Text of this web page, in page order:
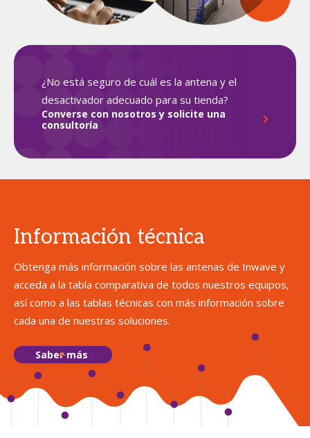
¿No está seguro de cuál es la antena y el
desactivador adecuado para su tienda?
Converse con nosotros y solicite una
consultoría
Información técnica
Obtenga más información sobre las antenas de Inwave y
acceda a la tabla comparativa de todos nuestros equipos,
así como a las tablas técnicas con más información sobre
cada una de nuestras soluciones.
Saber más